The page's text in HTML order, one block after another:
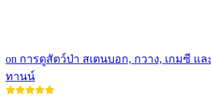
on การดูสัตว์ป่า สเตนบอก, กวาง, เกมซี แ
ทานน์